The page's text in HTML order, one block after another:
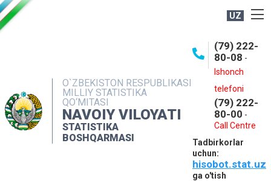
UZ
O`ZBEKISTON RESPUBLIKASI
MILLIY STATISTIKA
QO‘MITASI
NAVOIY VILOYATI
STATISTIKA
BOSHQARMASI
(79) 222-
80-08 -
Ishonch
telefoni
(79) 222-
80-00 -
Call Centre
Tadbirkorlar
uchun:
hisobot.stat.uz
ga o'tish
OCHIQ MA'LUMOTLAR
INTERAKTIV XIZMATLAR
MUROJAATLAR